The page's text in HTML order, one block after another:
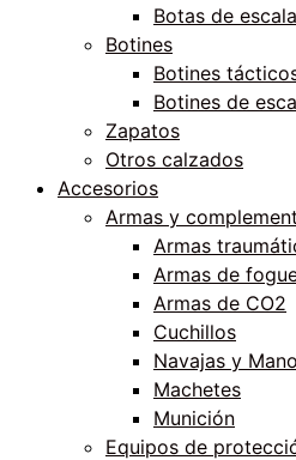
Botas de
Botines
Botines
Botines de
Zapatos
Otros calzados
Accesorios
Armas y
Armas
Armas de
Armas de CO2
Cuchillos
Navajas y
Machetes
Munición
Equipos de